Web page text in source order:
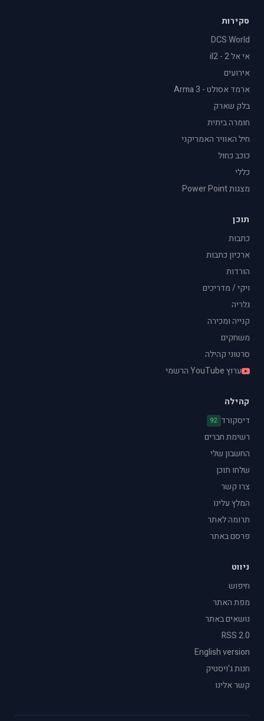
סקירות
DCS World
אי אל 2 - il2
אירועים
ארמד אסולט - Arma 3
בלק שארק
חומרה ביתית
חיל האוויר האמריקני
כוכב כחול
כללי
מצגות Power Point
תוכן
כתבות
ארכיון כתבות
הורדות
ויקי / מדריכים
גלריה
קנייה ומכירה
משחקים
סרטוני קהילה
ערוץ YouTube הרשמי
קהילה
דיסקורד 92
רשימת חברים
החשבון שלי
שלחו תוכן
צרו קשר
המלץ עלינו
תרומה לאתר
פרסם באתר
ניווט
חיפוש
מפת האתר
נושאים באתר
RSS 2.0
English version
חנות ג'ויסטיק
קשר אלינו